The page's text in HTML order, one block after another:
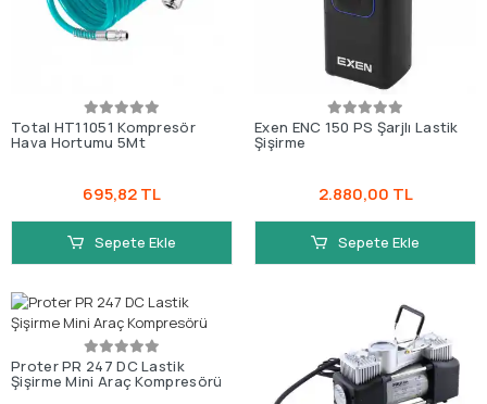
Total HT11051 Kompresör
Hava Hortumu 5Mt
695,82 TL
Sepete Ekle
Exen ENC 150 PS Şarjlı Lastik
Şişirme
2.880,00 TL
Sepete Ekle
Proter PR 247 DC Lastik
Şişirme Mini Araç Kompresörü